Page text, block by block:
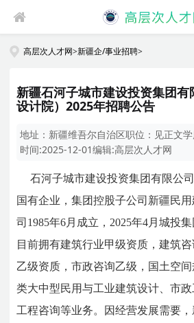
高层次人才网>新疆企/事业招聘>
新疆石河子城市建设投资集团
设计院）2025年招聘公告
地址： 新疆维吾尔自治区职位： 见正文
时间:2025-12-01编辑:高层次人才网
石河子城市建设投资集团有限公
国有企业，集团控股子公司新疆民
司1985年6月成立，2025年4月城投集
目前拥有建筑行业甲级资质，建筑
乙级资质，市政咨询乙级，国土空
类大中型民用与工业建筑设计、市
工程咨询等业务。因经营发展需要